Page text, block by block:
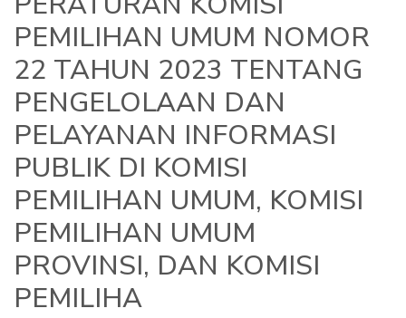
PEMILIHAN UMUM NOMOR
22 TAHUN 2023 TENTANG
PENGELOLAAN DAN
PELAYANAN INFORMASI
PUBLIK DI KOMISI
PEMILIHAN UMUM, KOMISI
PEMILIHAN UMUM
PROVINSI, DAN KOMISI
PEMILIHA